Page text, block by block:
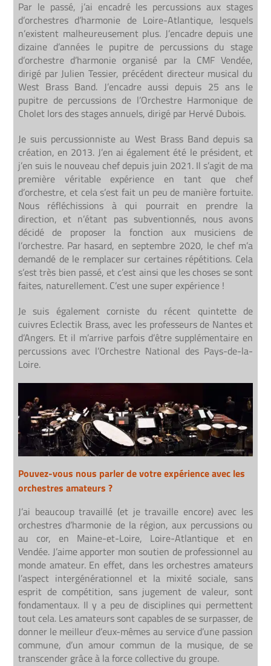
Par le passé, j’ai encadré les percussions aux stages
d’orchestres d’harmonie de Loire-Atlantique, lesquels
n’existent malheureusement plus. J’encadre depuis une
dizaine d’années le pupitre de percussions du stage
d’orchestre d’harmonie organisé par la CMF Vendée,
dirigé par Julien Tessier, précédent directeur musical du
West Brass Band. J’encadre aussi depuis 25 ans le
pupitre de percussions de l’Orchestre Harmonique de
Cholet lors des stages annuels, dirigé par Hervé Dubois.
Je suis percussionniste au West Brass Band depuis sa
création, en 2013. J’en ai également été le président, et
j’en suis le nouveau chef depuis juin 2021. Il s’agit de ma
première véritable expérience en tant que chef
d’orchestre, et cela s’est fait un peu de manière fortuite.
Nous réfléchissions à qui pourrait en prendre la
direction, et n’étant pas subventionnés, nous avons
décidé de proposer la fonction aux musiciens de
l’orchestre. Par hasard, en septembre 2020, le chef m’a
demandé de le remplacer sur certaines répétitions. Cela
s’est très bien passé, et c’est ainsi que les choses se sont
faites, naturellement. C’est une super expérience !
Je suis également corniste du récent quintette de
cuivres Eclectik Brass, avec les professeurs de Nantes et
d’Angers. Et il m’arrive parfois d’être supplémentaire en
percussions avec l’Orchestre National des Pays-de-la-
Loire.
Pouvez-vous nous parler de votre expérience avec les
orchestres amateurs ?
J’ai beaucoup travaillé (et je travaille encore) avec les
orchestres d’harmonie de la région, aux percussions ou
au cor, en Maine-et-Loire, Loire-Atlantique et en
Vendée. J’aime apporter mon soutien de professionnel au
monde amateur. En effet, dans les orchestres amateurs
l’aspect intergénérationnel et la mixité sociale, sans
esprit de compétition, sans jugement de valeur, sont
fondamentaux. Il y a peu de disciplines qui permettent
tout cela. Les amateurs sont capables de se surpasser, de
donner le meilleur d’eux-mêmes au service d’une passion
commune, d’un amour commun de la musique, de se
transcender grâce à la force collective du groupe.